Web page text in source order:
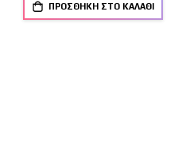
ΠΡΟΣΘΉΚΗ ΣΤΟ ΚΑΛΆΘΙ